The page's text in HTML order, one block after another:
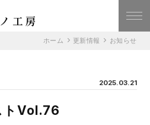
工房
ホーム 更新情報 お知らせ
2025.03.21
トVol.76